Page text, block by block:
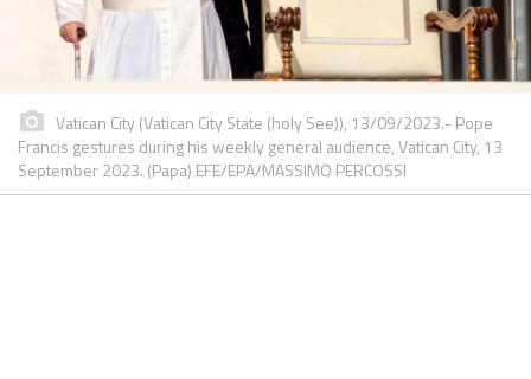
Vatican City (Vatican City State (holy See)), 13/09/2023.- Pope
Francis gestures during his weekly general audience, Vatican City, 13
September 2023. (Papa) EFE/EPA/MASSIMO PERCOSSI